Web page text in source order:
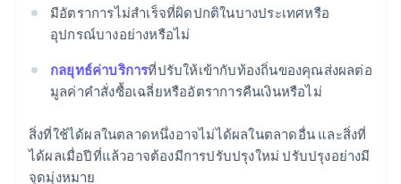
มีอัตราการไม่สําเร็จที่ผิดปกติในบางประเทศหรือ
อุปกรณ์บางอย่างหรือไม่
กลยุทธ์ค่าบริการที่ปรับให้เข้ากับท้องถิ่นของคุณส่งผลต่อ
มูลค่าคําสั่งซื้อเฉลี่ยหรืออัตราการคืนเงินหรือไม่
สิ่งที่ใช้ได้ผลในตลาดหนึ่งอาจไม่ได้ผลในตลาดอื่น และสิ่งที่
ได้ผลเมื่อปีที่แล้วอาจต้องมีการปรับปรุงใหม่ ปรับปรุงอย่างมี
จุดมุ่งหมาย
กรีซ
เขตบริหารพิเศษฮ่องกง ประเทศจีน
English简体中文